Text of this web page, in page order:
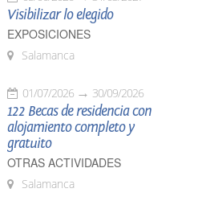
Visibilizar lo elegido
EXPOSICIONES
Salamanca
01/07/2026 30/09/2026
122 Becas de residencia con
alojamiento completo y
gratuito
OTRAS ACTIVIDADES
Salamanca